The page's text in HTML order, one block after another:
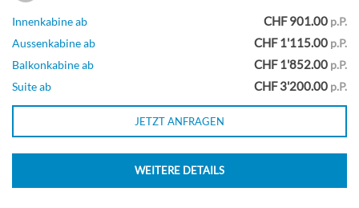
Innenkabine ab CHF 901.00 p.P.
Aussenkabine ab
CHF 1'115.00 p.P.
Balkonkabine ab
CHF 1'852.00 p.P.
Suite ab
CHF 3'200.00 p.P.
JETZT ANFRAGEN
WEITERE DETAILS